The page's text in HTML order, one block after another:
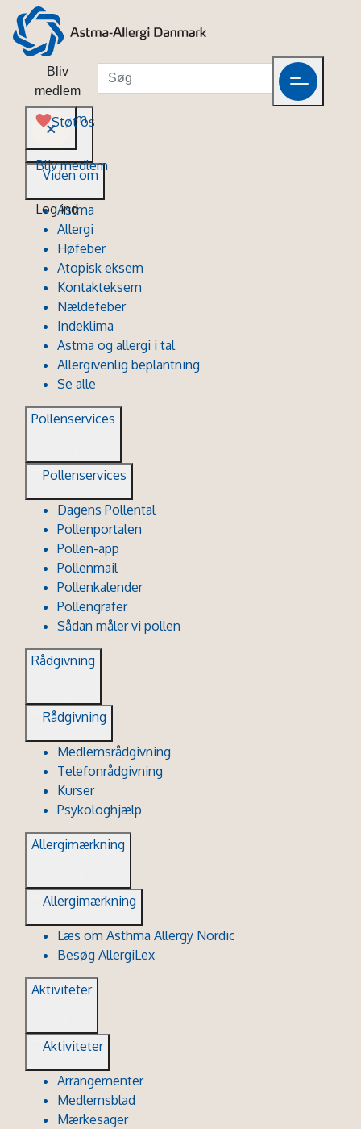
Bliv
medlem
Støt os
Bliv medlem
Log ind
Viden om
Viden om
Astma
Allergi
Høfeber
Atopisk eksem
Kontakteksem
Nældefeber
Indeklima
Astma og allergi i tal
Allergivenlig beplantning
Se alle
Pollenservices
Pollenservices
Dagens Pollental
Pollenportalen
Pollen-app
Pollenmail
Pollenkalender
Pollengrafer
Sådan måler vi pollen
Rådgivning
Rådgivning
Medlemsrådgivning
Telefonrådgivning
Kurser
Psykologhjælp
Allergimærkning
Allergimærkning
Læs om Asthma Allergy Nordic
Besøg AllergiLex
Aktiviteter
Aktiviteter
Arrangementer
Medlemsblad
Mærkesager